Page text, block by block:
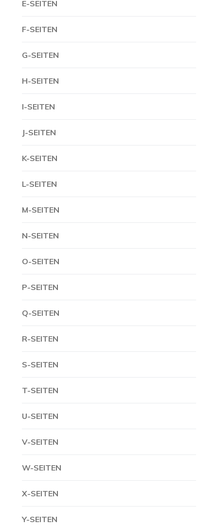
E-SEITEN
F-SEITEN
G-SEITEN
H-SEITEN
I-SEITEN
J-SEITEN
K-SEITEN
L-SEITEN
M-SEITEN
N-SEITEN
O-SEITEN
P-SEITEN
Q-SEITEN
R-SEITEN
S-SEITEN
T-SEITEN
U-SEITEN
V-SEITEN
W-SEITEN
X-SEITEN
Y-SEITEN